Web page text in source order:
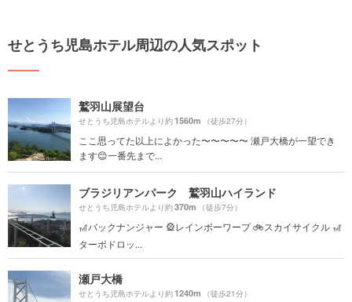
せとうち児島ホテル周辺の人気スポット
鷲羽山展望台
せとうち児島ホテルより約1560m （徒歩27分）
ここ思ってた以上によかった〜〜〜〜〜 瀬戸大橋が一望でき
ます😊一番先まで...
ブラジリアンパーク 鷲羽山ハイランド
せとうち児島ホテルより約370m （徒歩7分）
🎢バックナンジャー 🎡レインボーワープ 🚲スカイサイクル 🎢
ターボドロッ...
瀬戸大橋
せとうち児島ホテルより約1240m （徒歩21分）